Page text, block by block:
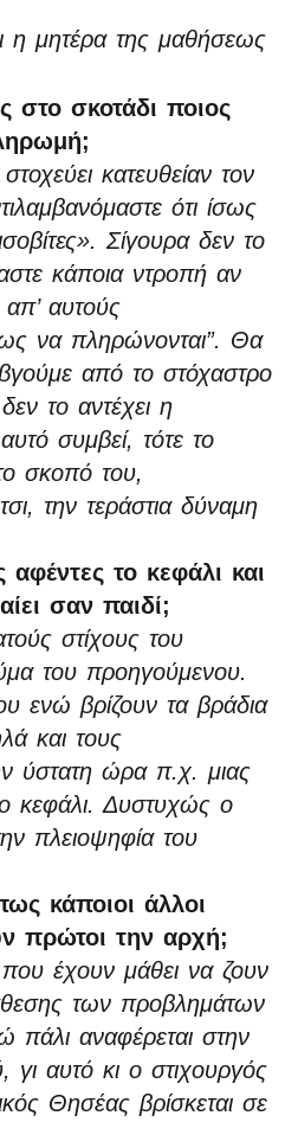
η μητέρα της μαθήσεως
στο σκοτάδι ποιος
κατευθείαν τον
ότι ίσως
Σίγουρα δεν το
κάποια ντροπή αν
απ’ αυτούς
να πληρώνονται”. Θα
από το στόχαστρο
το αντέχει η
συμβεί, τότε το
σκοπό του,
την τεράστια δύναμη
το κεφάλι και
σαν παιδί;
στίχους του
του προηγούμενου.
ενώ βρίζουν τα βράδια
και τους
ύστατη ώρα π.χ. μιας
κεφάλι. Δυστυχώς ο
πλειοψηφία του
κάποιοι άλλοι
πρώτοι την αρχή;
έχουν μάθει να ζουν
των προβλημάτων
αναφέρεται στην
γι αυτό κι ο στιχουργός
Θησέας βρίσκεται σε